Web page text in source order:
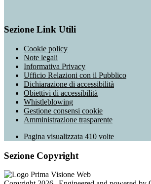
Sezione Link Utili
Cookie policy
Note legali
Informativa Privacy
Ufficio Relazioni con il Pubblico
Dichiarazione di accessibilità
Obiettivi di accessibilità
Whistleblowing
Gestione consensi cookie
Amministrazione trasparente
Pagina visualizzata 410 volte
Sezione Copyright